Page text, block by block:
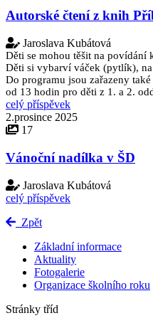
Autorské čtení z knih
Jaroslava Kubátová
Děti se mohou těšit na
Děti si vybarví váček (pytlík),
Do programu jsou zařazeny
od 13 hodin pro děti z 1. a 2.
celý příspěvek
2.prosince 2025
17
Vánoční nadílka v ŠD
Jaroslava Kubátová
celý příspěvek
Zpět
Základní informace
Aktuality
Fotogalerie
Organizace školního roku
Stránky tříd